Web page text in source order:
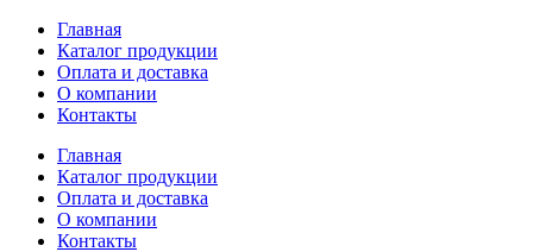
Главная
Каталог продукции
Оплата и доставка
О компании
Контакты
Главная
Каталог продукции
Оплата и доставка
О компании
Контакты